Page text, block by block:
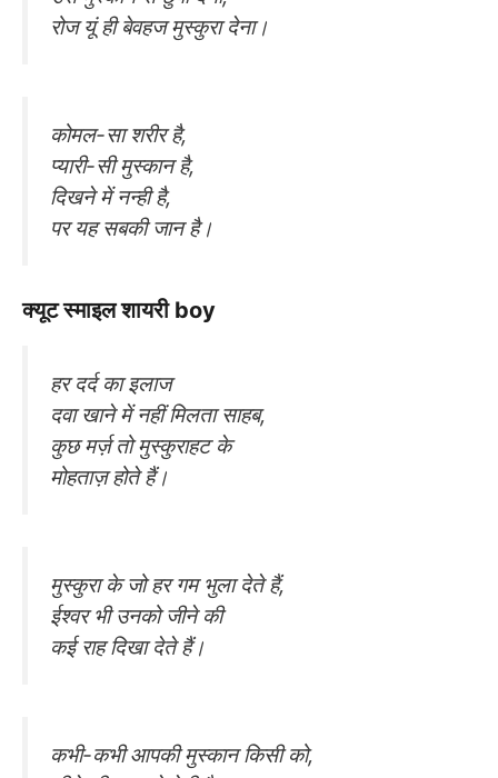
रोज यूं ही बेवहज मुस्कुरा देना।
कोमल-सा शरीर है,
प्यारी-सी मुस्कान है,
दिखने में नन्ही है,
पर यह सबकी जान है।
क्यूट स्माइल शायरी boy
हर दर्द का इलाज
दवा खाने में नहीं मिलता साहब,
कुछ मर्ज़ तो मुस्कुराहट के
मोहताज़ होते हैं।
मुस्कुरा के जो हर गम भुला देते हैं,
ईश्वर भी उनको जीने की
कई राह दिखा देते हैं।
कभी-कभी आपकी मुस्कान किसी को,